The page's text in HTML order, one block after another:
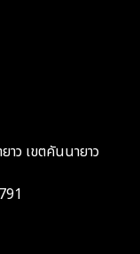
ว เขตคันนายาว